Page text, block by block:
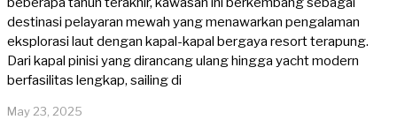
destinasi pelayaran mewah yang menawarkan pengalaman
eksplorasi laut dengan kapal-kapal bergaya resort terapung.
Dari kapal pinisi yang dirancang ulang hingga yacht modern
berfasilitas lengkap, sailing di
May 23, 2025